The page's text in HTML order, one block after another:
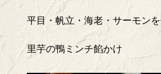
平目・帆立・海老・サーモン
里芋の鴨ミンチ餡かけ